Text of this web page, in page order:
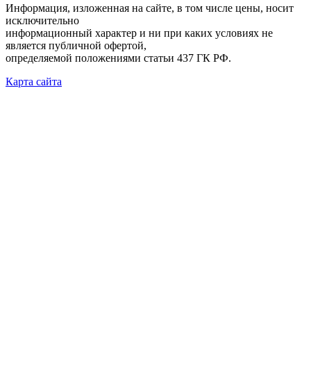
Информация, изложенная на сайте, в том числе цены, носит
исключительно
информационный характер и ни при каких условиях не
является публичной офертой,
определяемой положениями статьи 437 ГК РФ.
Карта сайта